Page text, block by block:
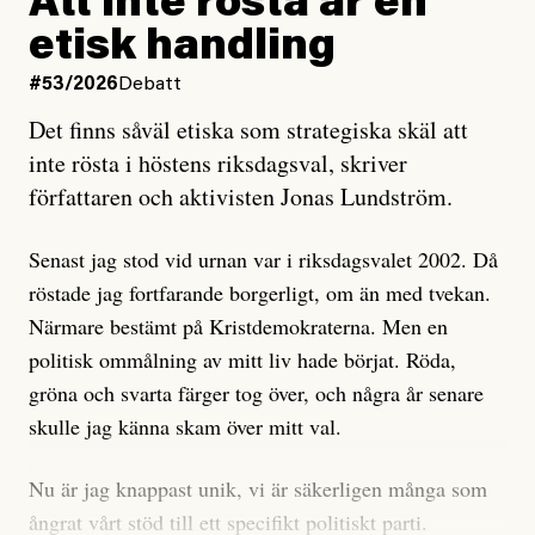
och då ska en efterforska diskret, just för att inte skapa
oro inom rörelsen.
Artikeln undersöker inte, som ETC påstår, ”vad som
är sant, vad som är rykten”, utan den bidrar bara till
ännu mer ryktesspridning. Det finns inte ett enda bevis
misstänkta personen är en infiltratör. Det som läsaren
får veta är att personen har ändrat sina politiska åsikter
under åren, att den har raderat tidigare innehåll på sina
sociala medier, att artikelns författare inte förstår sig
på personens ekonomi och att det tydligen finns
anonyma röster inom rörelsen som säger saker som
anses vara anledningar att titta närmare på personen,
men ingenting av detta är tillräckligt för att hänga ut
etisk handling
#53/2026 Debatt
Det finns såväl etiska som strategiska skäl att
inte rösta i höstens riksdagsval, skriver
författaren och aktivisten Jonas Lundström.
Senast jag stod vid urnan var i riksdagsvalet 2002. Då
röstade jag fortfarande borgerligt, om än med tvekan.
Närmare bestämt på Kristdemokraterna. Men en
politisk ommålning av mitt liv hade börjat. Röda,
gröna och svarta färger tog över, och några år senare
skulle jag känna skam över mitt val.
Nu är jag knappast unik, vi är säkerligen många som
ångrat vårt stöd till ett specifikt politiskt parti.